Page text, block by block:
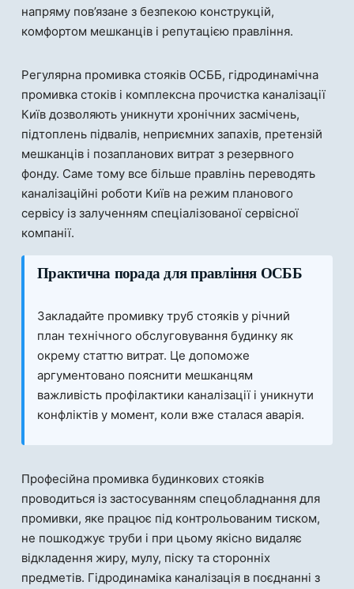
напряму пов’язане з безпекою конструкцій,
комфортом мешканців і репутацією правління.
Регулярна промивка стояків ОСББ, гідродинамічна
промивка стоків і комплексна прочистка каналізації
Київ дозволяють уникнути хронічних засмічень,
підтоплень підвалів, неприємних запахів, претензій
мешканців і позапланових витрат з резервного
фонду. Саме тому все більше правлінь переводять
каналізаційні роботи Київ на режим планового
сервісу із залученням спеціалізованої сервісної
компанії.
Практична порада для правління ОСББ
Закладайте промивку труб стояків у річний
план технічного обслуговування будинку як
окрему статтю витрат. Це допоможе
аргументовано пояснити мешканцям
важливість профілактики каналізації і уникнути
конфліктів у момент, коли вже сталася аварія.
Професійна промивка будинкових стояків
проводиться із застосуванням спецобладнання для
промивки, яке працює під контрольованим тиском,
не пошкоджує труби і при цьому якісно видаляє
відкладення жиру, мулу, піску та сторонніх
предметів. Гідродинаміка каналізація в поєднанні з